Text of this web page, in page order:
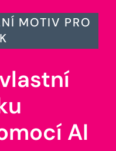
MOTIV PRO
AI